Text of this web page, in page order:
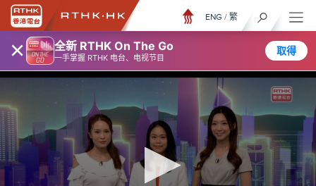
× 全新 RTHK On The Go
一手掌握 RTHK 电台、电视节目
取得
ENG / 繁